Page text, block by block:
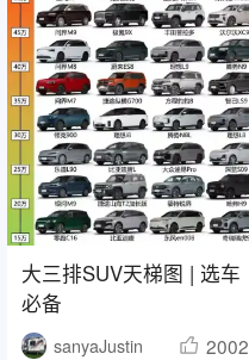
大三排SUV天梯图 | 选车
必备
sanyaJustin 2002